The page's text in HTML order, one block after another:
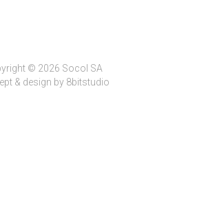
© 2026 Socol SA
& design by 8bitstudio